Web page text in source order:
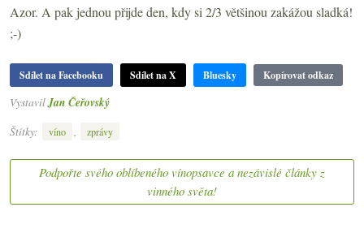
Azor. A pak jednou přijde den, kdy si 2/3 většinou zakážou sladká!
;-)
Sdílet na Facebooku Sdílet na X Bluesky Kopírovat odkaz
Vystavil Jan Čeřovský
Štítky:
víno , zprávy
Podpořte svého oblíbeného vínopsavce a nezávislé články z
vinného světa!